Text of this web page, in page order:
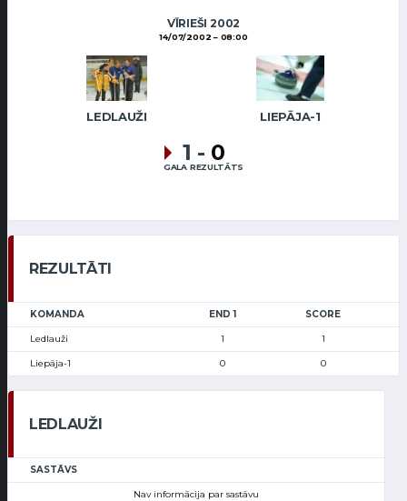
VĪRIEŠI 2002
14/07/2002 08:00
LEDLAUŽI LIEPĀJA-1
1 - 0
GALA REZULTĀTS
REZULTĀTI
KOMANDA END 1 SCORE
Ledlauži 1 1
Liepāja-1 0 0
LEDLAUŽI
SASTĀVS
Nav informācija par sastāvu